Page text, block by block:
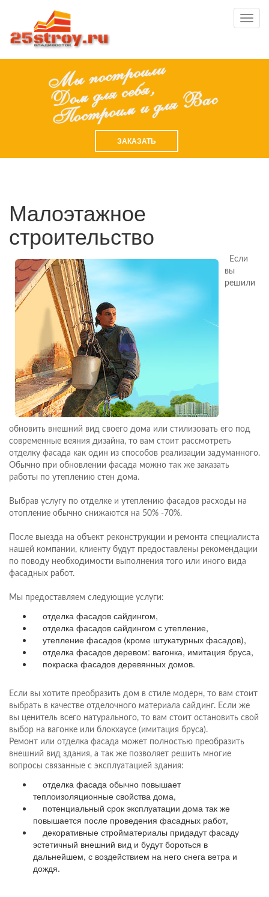
ЗАКАЗАТЬ
Малоэтажное
строительство
Если
вы
решили
обновить внешний вид своего дома или стилизовать его под
современные веяния дизайна, то вам стоит рассмотреть
отделку фасада как один из способов реализации задуманного.
Обычно при обновлении фасада можно так же заказать
работы по утеплению стен дома.
Выбрав услугу по отделке и утеплению фасадов расходы на
отопление обычно снижаются на 50% -70%.
После выезда на объект реконструкции и ремонта специалиста
нашей компании, клиенту будут предоставлены рекомендации
по поводу необходимости выполнения того или иного вида
фасадных работ.
Мы предоставляем следующие услуги:
отделка фасадов сайдингом,
отделка фасадов сайдингом с утепление,
утепление фасадов (кроме штукатурных фасадов),
отделка фасадов деревом: вагонка, имитация бруса,
покраска фасадов деревянных домов.
Если вы хотите преобразить дом в стиле модерн, то вам стоит
выбрать в качестве отделочного материала сайдинг. Если же
вы ценитель всего натурального, то вам стоит остановить свой
выбор на вагонке или блокхаусе (имитация бруса).
Ремонт или отделка фасада может полностью преобразить
внешний вид здания, а так же позволяет решить многие
вопросы связанные с эксплуатацией здания:
отделка фасада обычно повышает
теплоизоляционные свойства дома,
потенциальный срок эксплуатации дома так же
повышается после проведения фасадных работ,
декоративные стройматериалы придадут фасаду
эстетичный внешний вид и будут бороться в
дальнейшем, с воздействием на него снега ветра и
дождя.